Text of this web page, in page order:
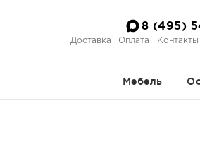
8 (495)
Доставка Оплата Контакты
Мебель